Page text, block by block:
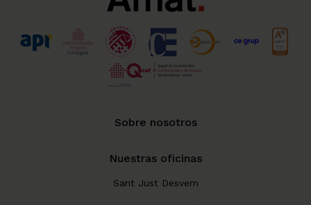
Sobre nosotros
Nuestras oficinas
Sant Just Desvern